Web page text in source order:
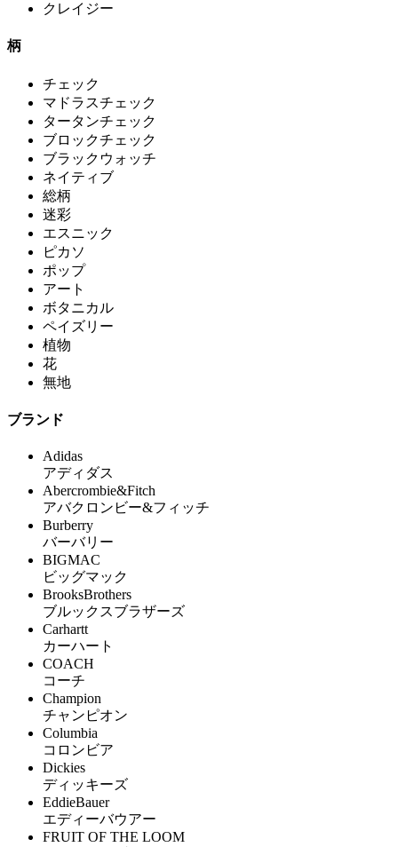
クレイジー
柄
チェック
マドラスチェック
タータンチェック
ブロックチェック
ブラックウォッチ
ネイティブ
総柄
迷彩
エスニック
ピカソ
ポップ
アート
ボタニカル
ペイズリー
植物
花
無地
ブランド
Adidas
アディダス
Abercrombie&Fitch
アバクロンビー&フィッチ
Burberry
バーバリー
BIGMAC
ビッグマック
BrooksBrothers
ブルックスブラザーズ
Carhartt
カーハート
COACH
コーチ
Champion
チャンピオン
Columbia
コロンビア
Dickies
ディッキーズ
EddieBauer
エディーバウアー
FRUIT OF THE LOOM